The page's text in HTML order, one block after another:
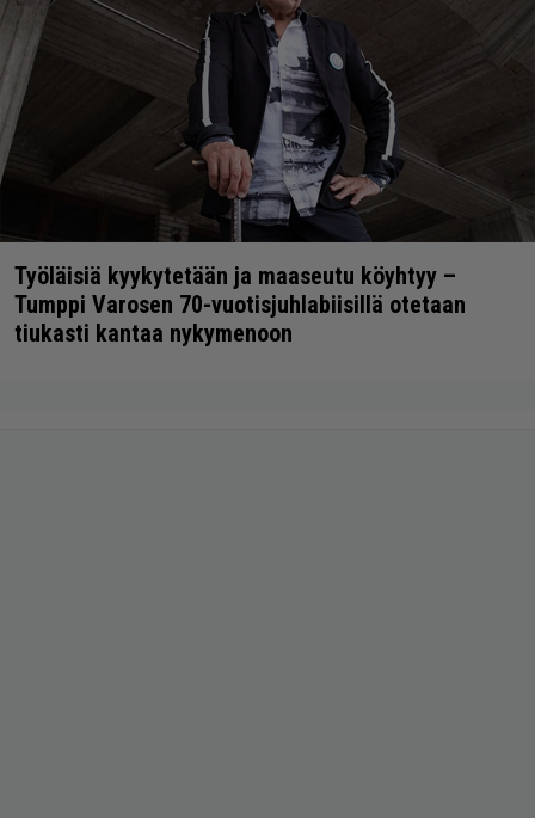
Työläisiä kyykytetään ja maaseutu köyhtyy –
Tumppi Varosen 70-vuotisjuhlabiisillä otetaan
tiukasti kantaa nykymenoon